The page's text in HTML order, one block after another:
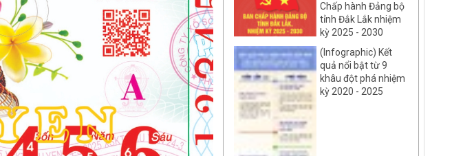
Chấp hành Đảng bộ
tỉnh Đắk Lắk nhiệm
kỳ 2025 - 2030
(Infographic) Kết
quả nổi bật từ 9
khâu đột phá nhiệm
kỳ 2020 - 2025